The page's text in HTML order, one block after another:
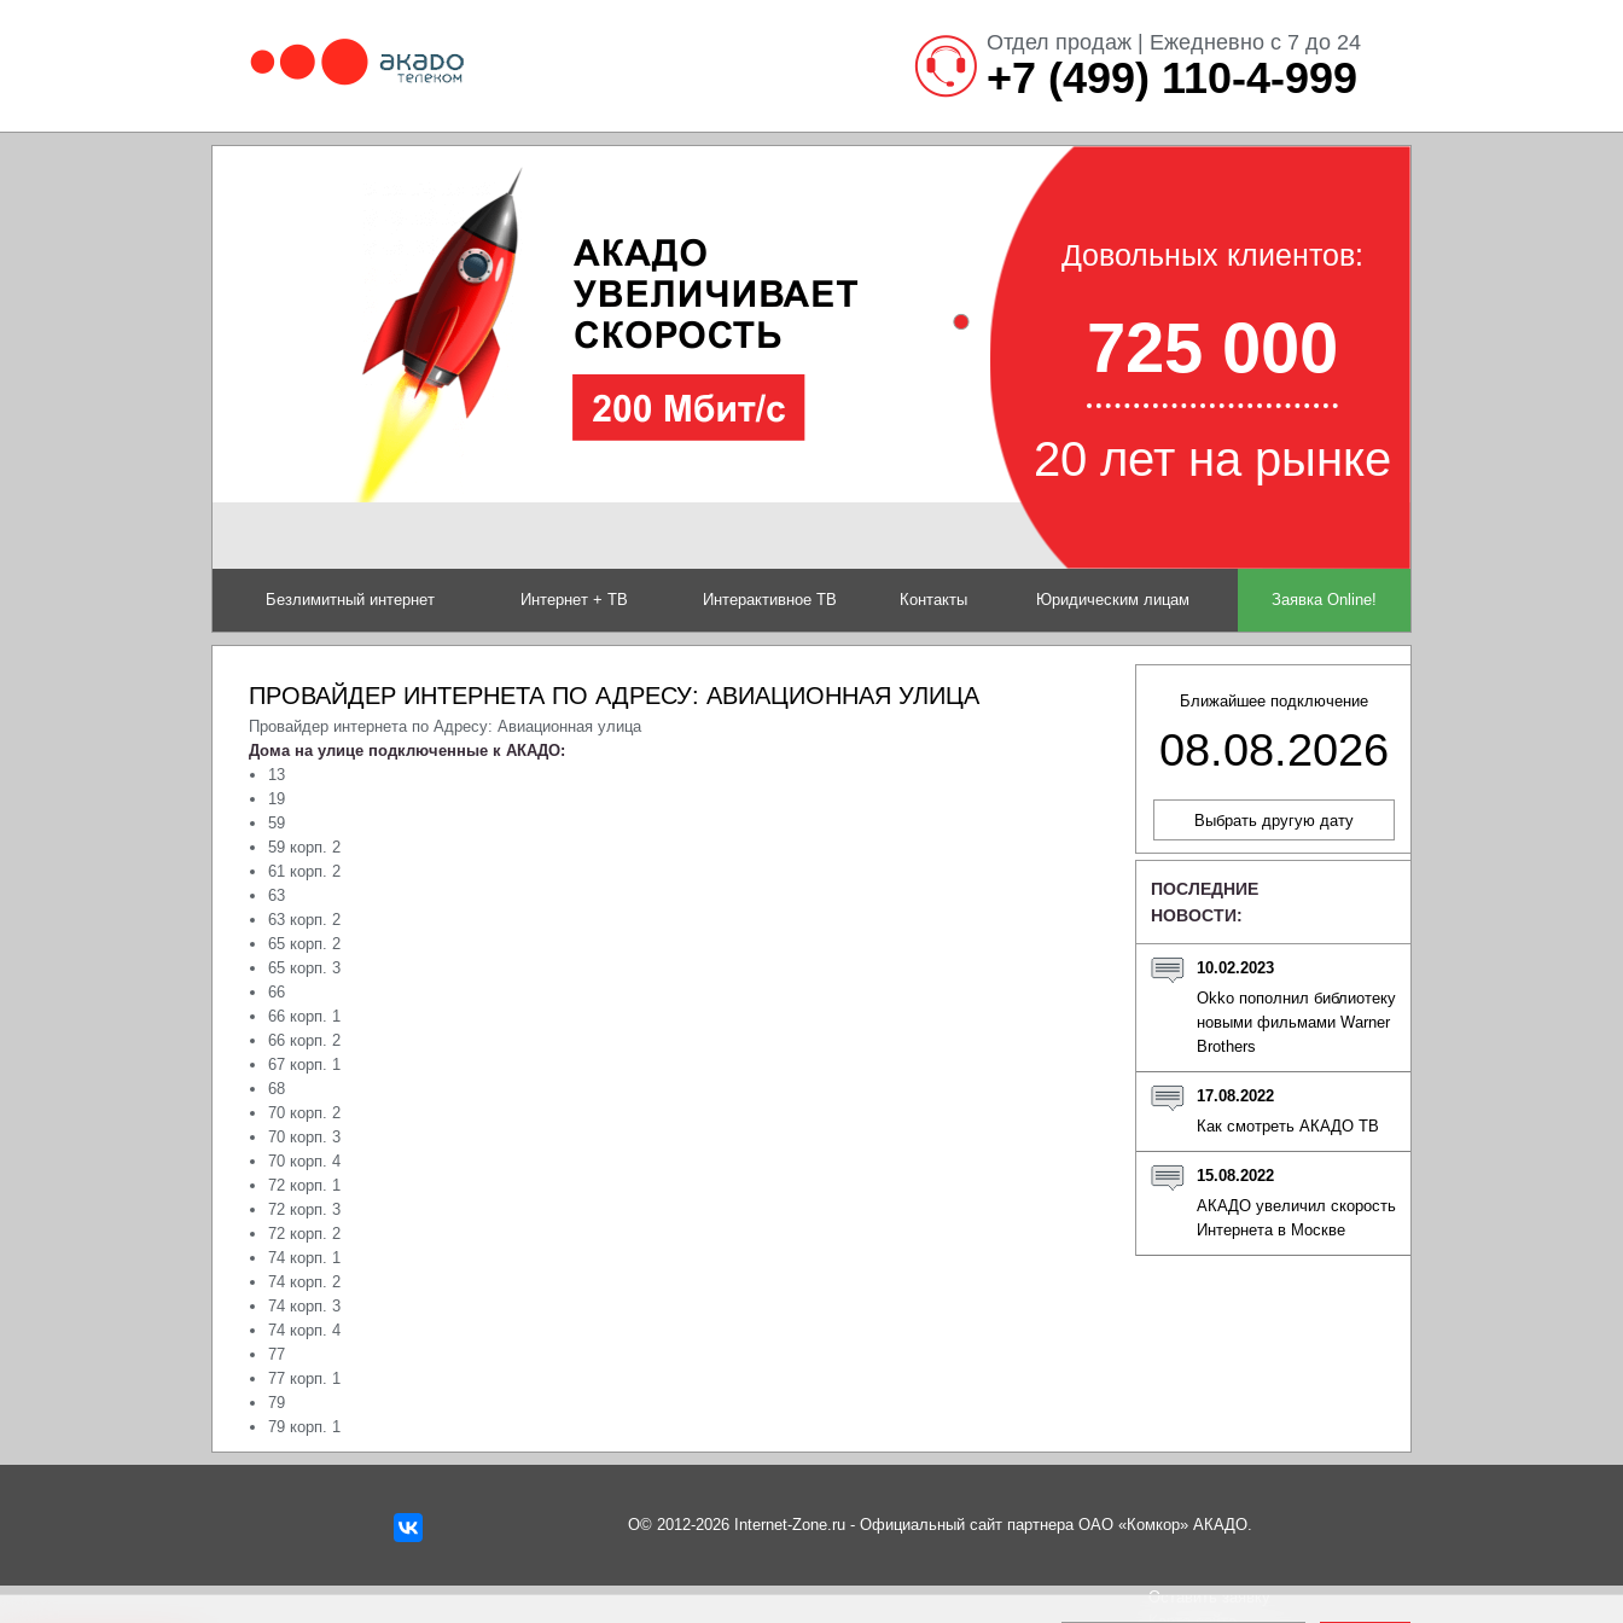
Отдел продаж | Ежедневно с 7 до 24
+7 (499) 110-4-999
Довольных клиентов:
725 000
20 лет на рынке
Безлимитный интернет Интернет + ТВ Интерактивное ТВ Контакты Юридическим лицам Заявка Online!
Ближайшее подключение
08.08.2026
ПОСЛЕДНИЕ
НОВОСТИ:
10.02.2023
Okko пополнил библиотеку
новыми фильмами Warner
Brothers
17.08.2022
Как смотреть АКАДО ТВ
15.08.2022
АКАДО увеличил скорость
Интернета в Москве
ПРОВАЙДЕР ИНТЕРНЕТА ПО АДРЕСУ: АВИАЦИОННАЯ УЛИЦА
Провайдер интернета по Адресу: Авиационная улица
Дома на улице подключенные к АКАДО:
13
19
59
59 корп. 2
61 корп. 2
63
63 корп. 2
65 корп. 2
65 корп. 3
66
66 корп. 1
66 корп. 2
67 корп. 1
68
70 корп. 2
70 корп. 3
70 корп. 4
72 корп. 1
72 корп. 3
72 корп. 2
74 корп. 1
74 корп. 2
74 корп. 3
74 корп. 4
77
77 корп. 1
79
79 корп. 1
О© 2012-2026 Internet-Zone.ru - Официальный сайт партнера ОАО «Комкор» АКАДО.
Оставить заявку